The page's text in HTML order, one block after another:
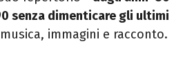
senza dimenticare gli ultimi
immagini e racconto.